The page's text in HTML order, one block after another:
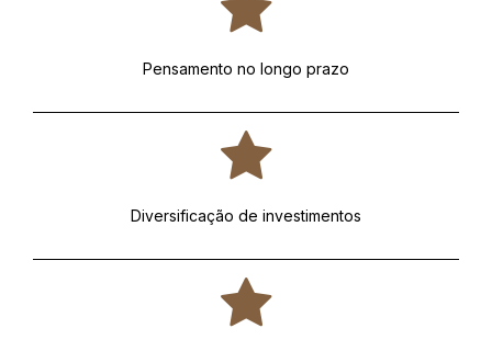
Pensamento no longo prazo
Diversificação de investimentos